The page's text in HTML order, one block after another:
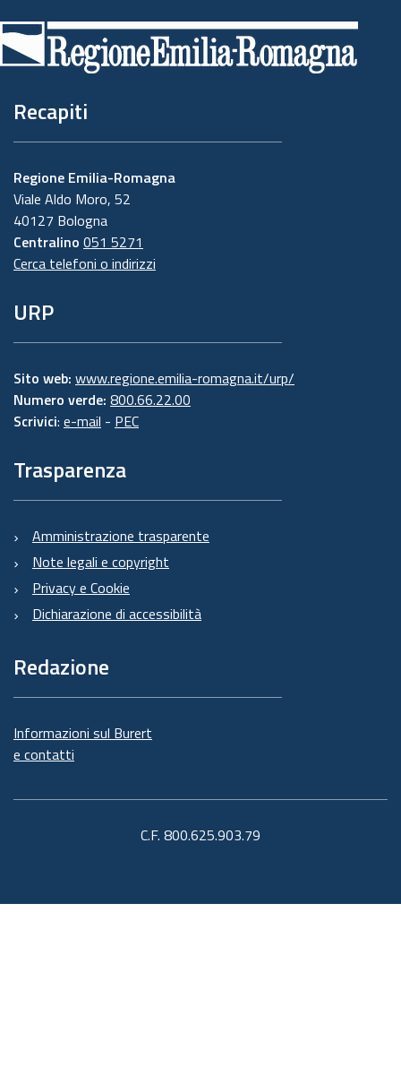
di
pagina
Recapiti
Regione Emilia-Romagna
Viale Aldo Moro, 52
40127 Bologna
Centralino 051 5271
Cerca telefoni o indirizzi
URP
Sito web: www.regione.emilia-romagna.it/urp/
Numero verde: 800.66.22.00
Scrivici: e-mail - PEC
Trasparenza
Amministrazione trasparente
Note legali e copyright
Privacy e Cookie
Dichiarazione di accessibilità
Redazione
Informazioni sul Burert
e contatti
C.F. 800.625.903.79